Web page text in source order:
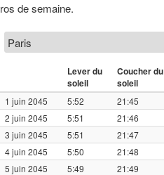
de semaine.
Lever du
soleil
Coucher du
soleil
1 juin 2045 5:52 21:45
2 juin 2045
5:51 21:46
3 juin 2045
5:51 21:47
4 juin 2045
5:50 21:48
5 juin 2045
5:49 21:49